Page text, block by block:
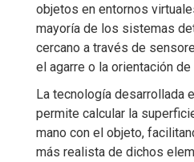
objetos en entornos
mayoría de los sistemas
cercano a través de
el agarre o la orientación de
La tecnología desarrollada
permite calcular la
mano con el objeto,
más realista de dichos